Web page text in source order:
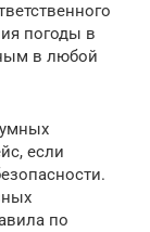
погоды в
в любой
если
по